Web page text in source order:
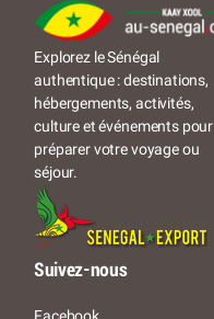
Explorez le Sénégal
authentique : destinations,
hébergements, activités,
culture et événements pour
préparer votre voyage ou
séjour.
Suivez-nous